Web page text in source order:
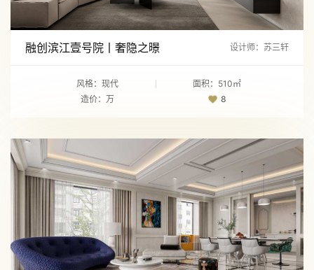
融创滨江壹号院丨奢隐之暻 设计师：苏三轩
风格：现代
面积：510㎡
造价：万
8